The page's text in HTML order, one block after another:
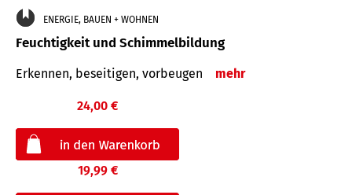
ENERGIE, BAUEN + WOHNEN
Feuchtigkeit und Schimmelbildung
Erkennen, beseitigen, vorbeugen mehr
24,00 €
19,99 €